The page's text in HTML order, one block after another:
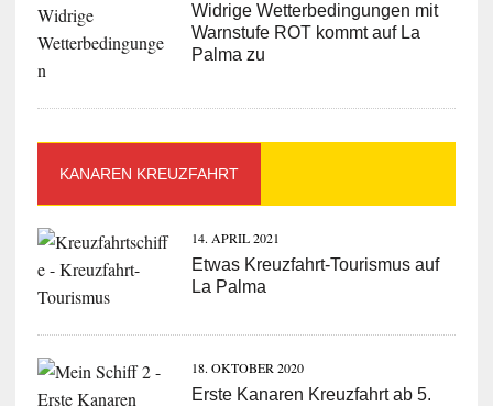
Widrige Wetterbedingungen mit
Warnstufe ROT kommt auf La
Palma zu
KANAREN KREUZFAHRT
14. APRIL 2021
Etwas Kreuzfahrt-Tourismus auf
La Palma
18. OKTOBER 2020
Erste Kanaren Kreuzfahrt ab 5.